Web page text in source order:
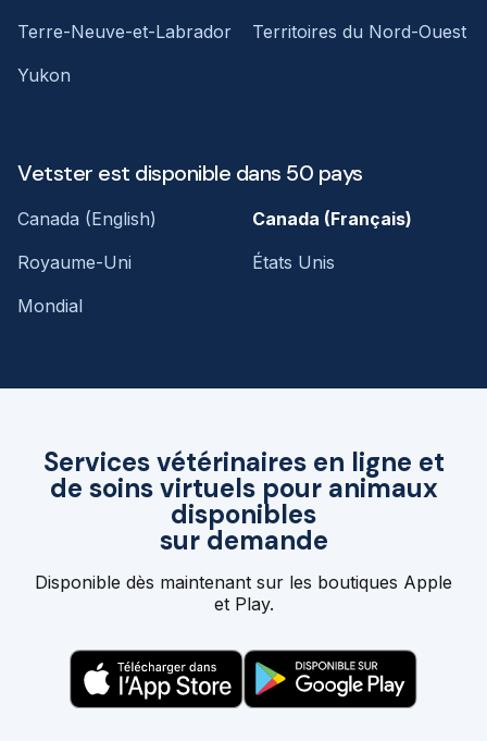
Services vétérinaires en ligne et
de soins virtuels pour animaux
disponibles
sur demande
Disponible dès maintenant sur les boutiques Apple
et Play.
Terre-Neuve-et-Labrador
Territoires du Nord-Ouest
Yukon
Vetster est disponible dans 50 pays
Canada (English)
Canada (Français)
Royaume-Uni
États Unis
Mondial